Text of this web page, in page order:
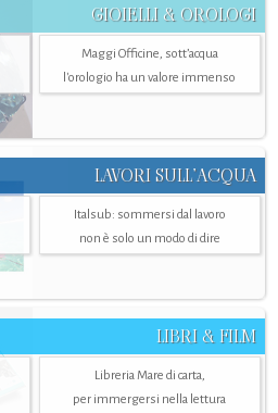
GIOIELLI & OROLOGI
Maggi Officine, sott’acqua
l'orologio ha un valore immenso
LAVORI SULL’ACQUA
Italsub: sommersi dal lavoro
non è solo un modo di dire
LIBRI & FILM
Libreria Mare di carta,
per immergersi nella lettura